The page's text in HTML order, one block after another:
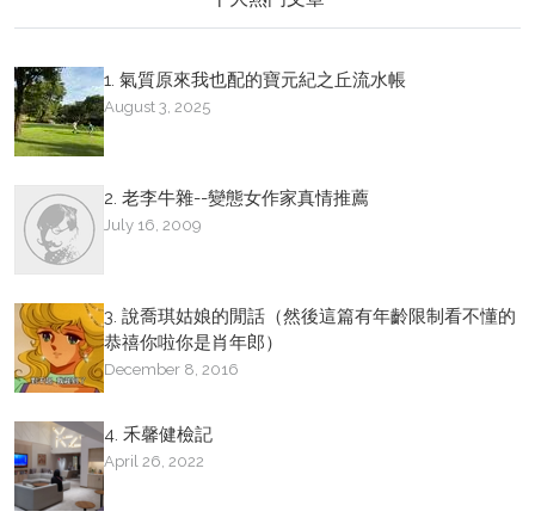
1. 氣質原來我也配的寶元紀之丘流水帳
August 3, 2025
2. 老李牛雜--變態女作家真情推薦
July 16, 2009
3. 說喬琪姑娘的閒話（然後這篇有年齡限制看不懂的
恭禧你啦你是肖年郎）
December 8, 2016
4. 禾馨健檢記
April 26, 2022